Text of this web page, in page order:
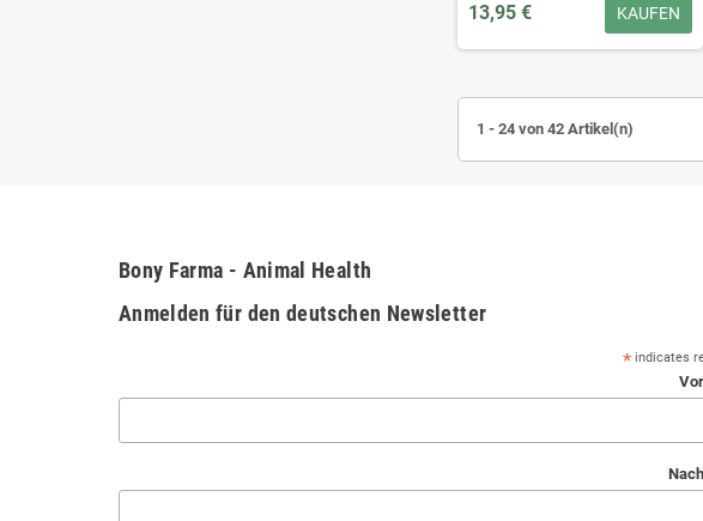
13,95 € KAUFEN
1 - 24 von 42 Artikel(n)
Bony Farma - Animal Health
Anmelden für den deutschen Newsletter
* indicates